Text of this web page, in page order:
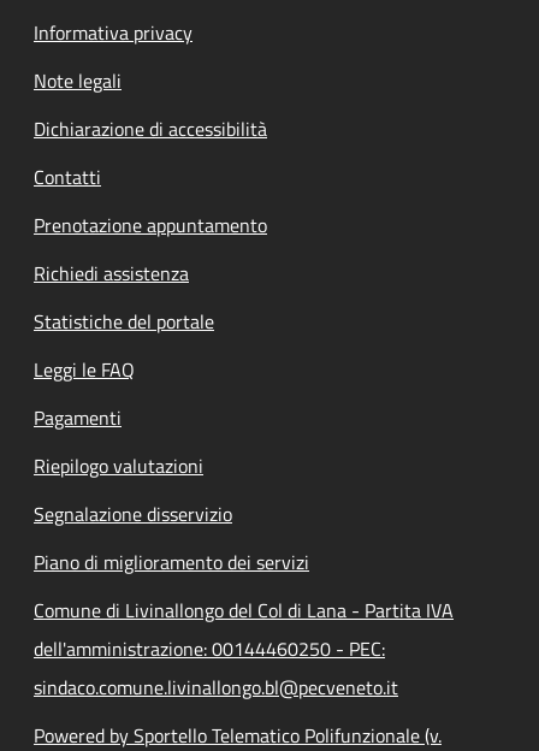
Informativa privacy
Note legali
Dichiarazione di accessibilità
Contatti
Prenotazione appuntamento
Richiedi assistenza
Statistiche del portale
Leggi le FAQ
Pagamenti
Riepilogo valutazioni
Segnalazione disservizio
Piano di miglioramento dei servizi
Comune di Livinallongo del Col di Lana - Partita IVA
dell'amministrazione: 00144460250 - PEC:
sindaco.comune.livinallongo.bl@pecveneto.it
Powered by Sportello Telematico Polifunzionale (v.